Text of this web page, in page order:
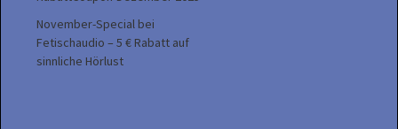
November-Special bei
Fetischaudio – 5 € Rabatt auf
sinnliche Hörlust